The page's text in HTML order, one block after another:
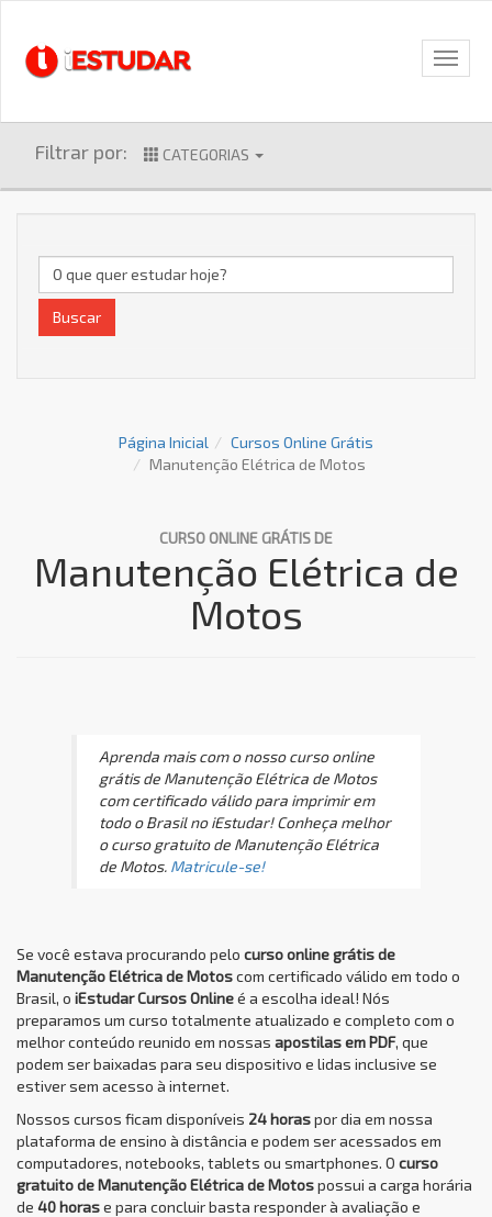
Filtrar por: CATEGORIAS
Buscar
Página Inicial
Cursos Online Grátis
Manutenção Elétrica de Motos
CURSO ONLINE GRÁTIS DE
Manutenção Elétrica de
Motos
Aprenda mais com o nosso curso online
grátis de Manutenção Elétrica de Motos
com certificado válido para imprimir em
todo o Brasil no iEstudar! Conheça melhor
o curso gratuito de Manutenção Elétrica
de Motos. Matricule-se!
Se você estava procurando pelo curso online grátis de
Manutenção Elétrica de Motoscom certificado válido em todo o
Brasil, o iEstudar Cursos Onlineé a escolha ideal! Nós
preparamos um curso totalmente atualizado e completo com o
melhor conteúdo reunido em nossas apostilas em PDF, que
podem ser baixadas para seu dispositivo e lidas inclusive se
estiver sem acesso à internet.
Nossos cursos ficam disponíveis 24 horaspor dia em nossa
plataforma de ensino à distância e podem ser acessados em
computadores, notebooks, tablets ou smartphones. O curso
gratuito de Manutenção Elétrica de Motospossui a carga horária
de 40 horase para concluir basta responder à avaliação e